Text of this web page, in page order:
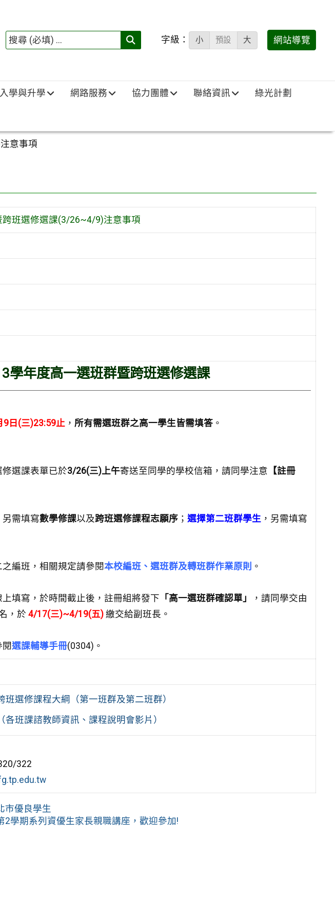
搜
填)：
字級： 小 預設 大 網站導覽
入學與升學 網路服務 協力團體 聯絡資訊 綠光計劃
意事項
班選修選課(3/26~4/9)注意事項
學年度高一選班群暨跨班選修選課
9日(三)23:59止， 所有需選班群之高一學生皆需填答。
選課表單已於3/26(三)上午寄送至同學的學校信箱，請同學注意 【註冊
另需填寫數學修課以及跨班選修課程志願序； 選擇第二班群學生，另需填寫
編班，相關規定請參閱本校編班、選班群及轉班群作業原則 。
填寫，於時間截止後，註冊組將發下 「高一選班群確認單」
，請同學交由
，於 4/17(三)~4/19(五) 繳交給副班長。
選課輔導手冊(0304)。
選修課程大綱（第一班群及第二班群）
班課諮教師資訊、課程說明會影片）
322
市優良學生
2學期系列資優生家長親職講座，歡迎參加!